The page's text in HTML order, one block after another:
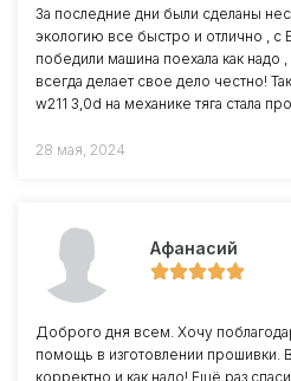
За последние дни были сделаны
экологию все быстро и отлично , с
победили машина поехала как надо
всегда делает свое дело честно!
w211 3,0d на механике тяга стала
28 мая, 2024
Афанасий
Доброго дня всем. Хочу
помощь в изготовлении прошивки.
корректно и как надо! Ещё раз